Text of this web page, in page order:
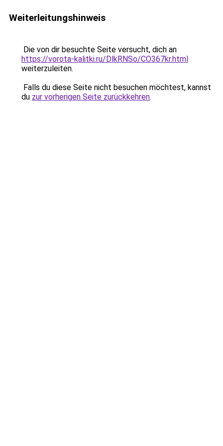
Weiterleitungshinweis
Die von dir besuchte Seite versucht, dich an
https://vorota-kalitki.ru/DlkRNSo/CO367kr.html
weiterzuleiten.
Falls du diese Seite nicht besuchen möchtest, kannst
du zur vorherigen Seite zurückkehren.